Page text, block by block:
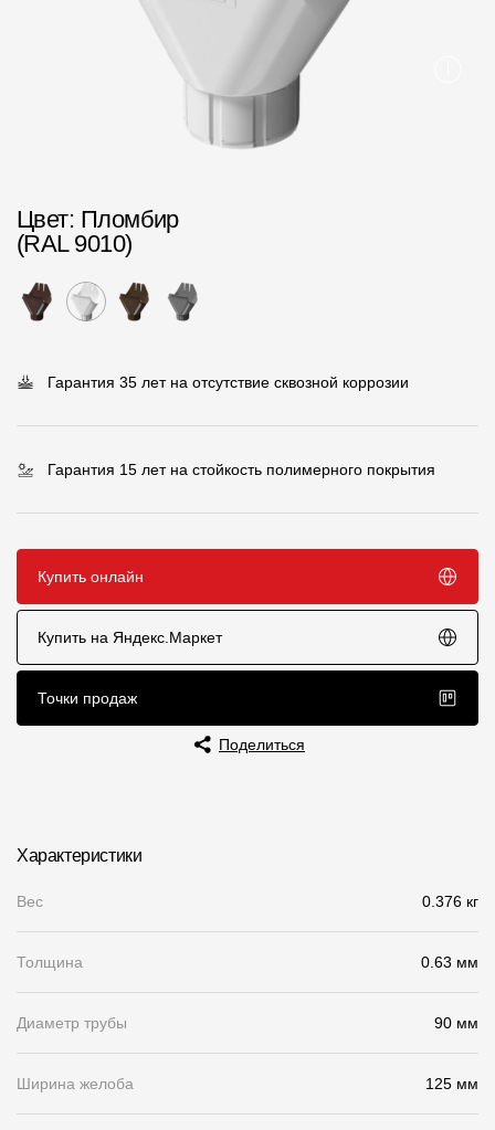
Пластиковые водосточные системы
Металлические водосточные системы
Документация
Документация
Инструкции по монтажу
Текстуры
Фото объектов
Статьи
Калькулятор
Цены
Компания
О компании
Контроль качества кровли
Цвет: Пломбир
(RAL 9010)
Гарантия 35 лет на отсутствие сквозной коррозии
Гарантия 15 лет на стойкость полимерного покрытия
Купить онлайн
Купить на Яндекс.Маркет
Точки продаж
Поделиться
Характеристики
Вес 0.376 кг
Толщина 0.63 мм
Диаметр трубы 90 мм
Ширина желоба 125 мм